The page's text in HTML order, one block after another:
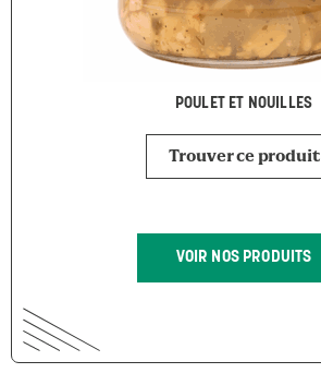
POULET ET NOUILLES
Trouver ce produit
VOIR NOS PRODUITS